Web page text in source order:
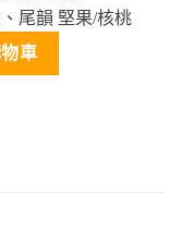
尾韻 堅果/核桃
車